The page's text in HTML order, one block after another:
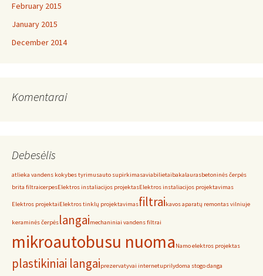
February 2015
January 2015
December 2014
Komentarai
Debesėlis
atlieka vandens kokybes tyrimusauto supirkimasaviabilietaibakalaurasbetoninės čerpės
brita filtraicerpesElektros instaliacijos projektasElektros instaliacijos projektavimas
Elektros projektaiElektros tinklų projektavimasfiltraikavos aparatų remontas vilniuje
keraminės čerpėslangaimechaniniai vandens filtrai
mikroautobusu nuoma Namo elektros projektas
plastikiniai langaiprezervatyvai internetuprilydoma stogo danga